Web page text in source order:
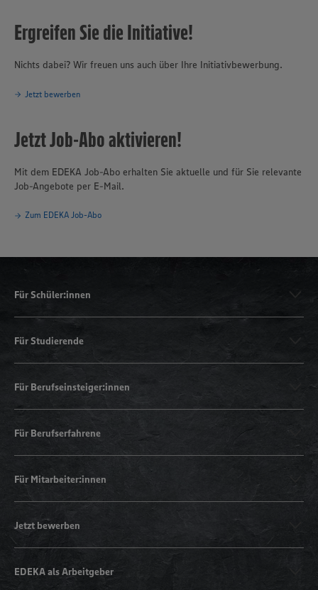
Ergreifen Sie die Initiative!
Nichts dabei? Wir freuen uns auch über Ihre Initiativbewerbung.
Jetzt bewerben
Jetzt Job-Abo aktivieren!
Mit dem EDEKA Job-Abo erhalten Sie aktuelle und für Sie relevante
Job-Angebote per E-Mail.
Zum EDEKA Job-Abo
Für Schüler:innen
Für Studierende
Für Berufseinsteiger:innen
Für Berufserfahrene
Für Mitarbeiter:innen
Jetzt bewerben
EDEKA als Arbeitgeber